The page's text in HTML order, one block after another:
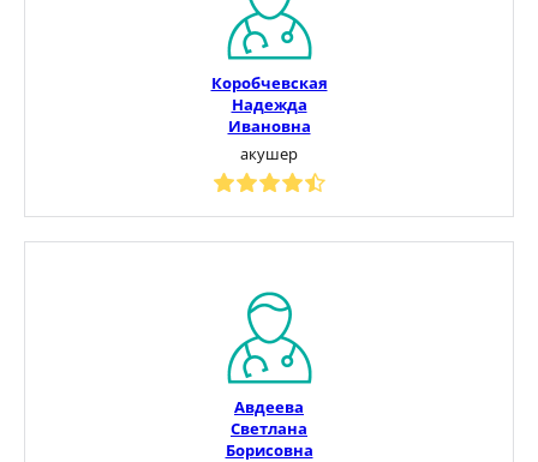
Коробчевская
Надежда
Ивановна
акушер
Авдеева
Светлана
Борисовна